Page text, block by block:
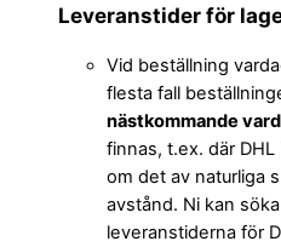
Leveranstider för
Vid beställning
flesta fall
nästkommande
finnas, t.ex. där
om det av naturliga
avstånd. Ni kan
leveranstiderna för